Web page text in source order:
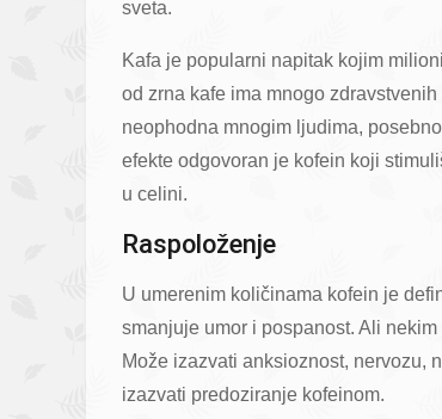
sveta.
Kafa je popularni napitak kojim
od zrna kafe ima mnogo
neophodna mnogim ljudima,
efekte odgovoran je kofein koji
u celini.
Raspoloženje
U umerenim količinama kofein je
smanjuje umor i pospanost. Ali
Može izazvati anksioznost, nervozu,
izazvati predoziranje kofeinom.